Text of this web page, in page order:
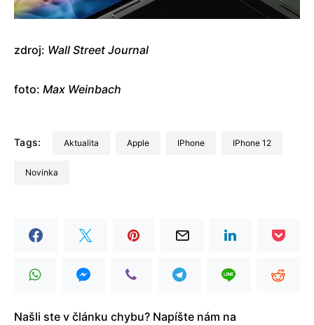
zdroj: Wall Street Journal
foto: Max Weinbach
Tags: aktualita Apple iPhone iPhone 12
Novinka
Našli ste v článku chybu? Napíšte nám na